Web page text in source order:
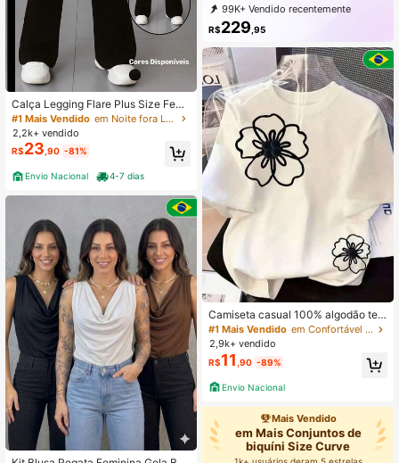
Calça Legging Flare Plus Size Femi
nina Barra Larga Caimento Perfeito
Cintura Alta Preta
#1 Mais Vendido
em Noite fora Leggings Tamanhos Grandes
2,2k+ vendido
R$23,90 -81%
Envio Nacional 4-7 dias
99K+ Vendido recentemente
95K+ Compra recorrente
198K Assinatura
R$229 ,95
Camiseta casual 100% algodão teci
do leve confortável gola redonda
#1 Mais Vendido
em Confortável T-Shirts Mulher
2,9k+ vendido
R$11 ,90 -89%
Envio Nacional
Mais Vendido
em Mais Conjuntos de
biquíni Size Curve